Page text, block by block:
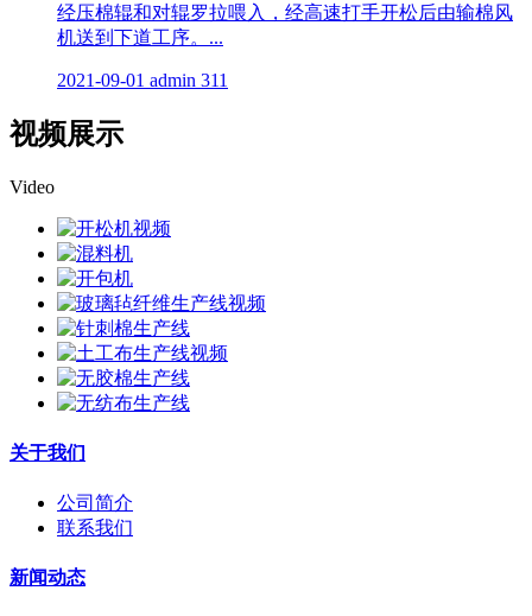
经压棉辊和对辊罗拉喂入，经高速打手开松后由输棉风
机送到下道工序。...
2021-09-01 admin 311
视频展示
Video
关于我们
公司简介
联系我们
新闻动态